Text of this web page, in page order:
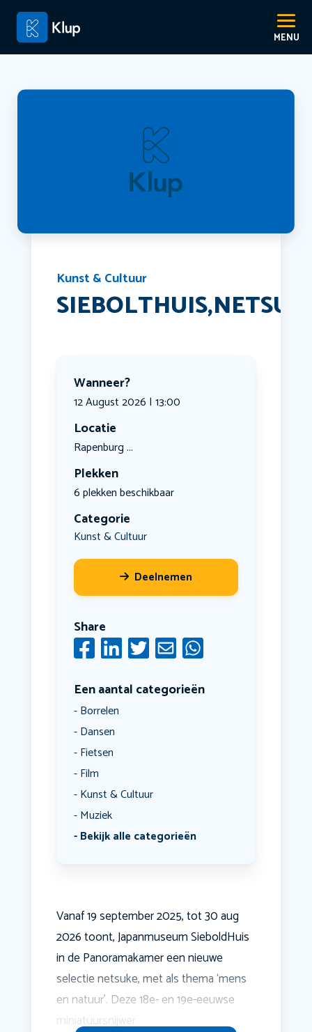
Kunst & Cultuur
Wanneer?
12 August 2026 | 13:00
Locatie
Rapenburg ...
Plekken
6 plekken beschikbaar
Categorie
Kunst & Cultuur
Deelnemen
Share
Een aantal categorieën
Borrelen
Dansen
Fietsen
Film
Kunst & Cultuur
Muziek
Bekijk alle categorieën
Vanaf 19 september 2025, tot 30 aug
2026 toont, Japanmuseum SieboldHuis
in de Panoramakamer een nieuwe
selectie netsuke, met als thema ‘mens
en natuur’. Deze 18e- en 19e-eeuwse
miniatuursnijwer